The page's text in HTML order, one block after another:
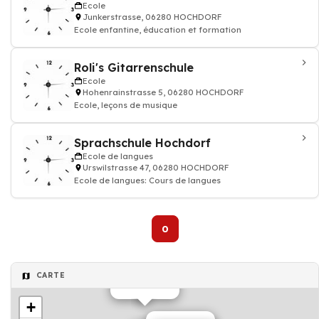
Ecole
Junkerstrasse, 06280 HOCHDORF
Ecole enfantine, éducation et formation
Roli's Gitarrenschule
Ecole
Hohenrainstrasse 5, 06280 HOCHDORF
Ecole, leçons de musique
Sprachschule Hochdorf
Ecole de langues
Urswilstrasse 47, 06280 HOCHDORF
Ecole de langues: Cours de langues
0
CARTE
+